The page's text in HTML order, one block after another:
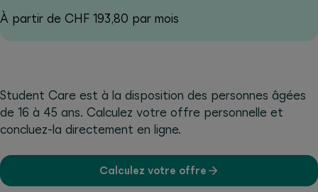
À partir de CHF 193,80 par mois
Student Care est à la disposition des personnes âgées
de 16 à 45 ans. Calculez votre offre personnelle et
concluez-la directement en ligne.
Calculez votre offre